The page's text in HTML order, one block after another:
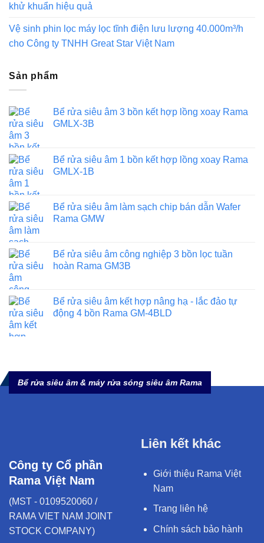
khử khuẩn hiệu quả
Vệ sinh phin lọc máy lọc tĩnh điện lưu lượng 40.000m³/h
cho Công ty TNHH Great Star Việt Nam
Sản phẩm
Bể rửa siêu âm 3 bồn kết hợp lồng xoay Rama
GMLX-3B
Bể rửa siêu âm 1 bồn kết hợp lồng xoay Rama
GMLX-1B
Bể rửa siêu âm làm sạch chip bán dẫn Wafer
Rama GMW
Bể rửa siêu âm công nghiệp 3 bồn lọc tuần
hoàn Rama GM3B
Bể rửa siêu âm kết hợp nâng hạ - lắc đảo tự
động 4 bồn Rama GM-4BLD
Bể rửa siêu âm & máy rửa sóng siêu âm Rama
Công ty Cổ phần
Rama Việt Nam
(MST - 0109520060 /
RAMA VIET NAM JOINT
STOCK COMPANY)
Liên kết khác
Giới thiệu Rama Việt
Nam
Trang liên hệ
Chính sách bảo hành